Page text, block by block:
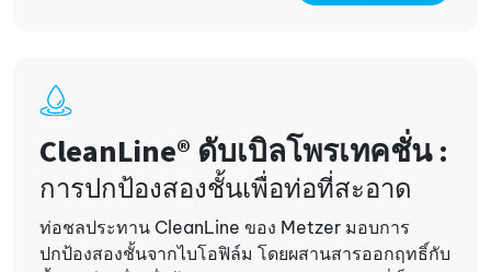
CleanLine® ดับเบิลโพรเทคชั่น :
การปกป้องสองชั้นเพื่อท่อที่สะอาด
ท่อชลประทาน CleanLine ของ Metzer มอบการ
ปกป้องสองชั้นจากไบโอฟิล์ม โดยผสานสารออกฤทธิ์กับ